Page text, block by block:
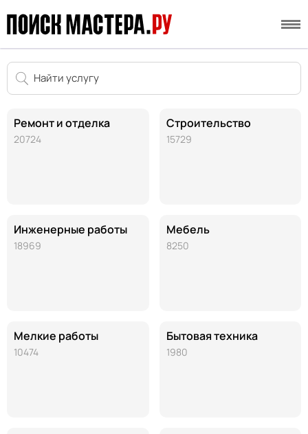
Ремонт и отделка
20724
Инженерные работы
18969
Мелкие работы
10474
Строительство
15729
Мебель
8250
Бытовая техника
1980